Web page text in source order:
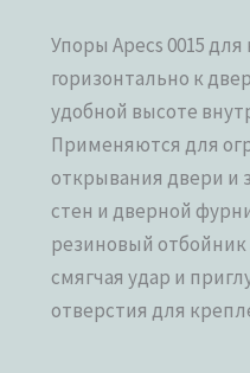
Упоры Apecs 0015
горизонтально к
удобной высоте
Применяются для
открывания двери и
стен и дверной
резиновый
смягчая удар и
отверстия для